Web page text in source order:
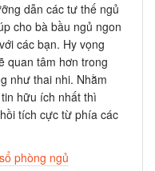
dẫn các tư thế ngủ
cho bà bầu ngủ ngon
các bạn. Hy vọng
quan tâm hơn trong
như thai nhi. Nhằm
hữu ích nhất thì
tích cực từ phía các
phòng ngủ